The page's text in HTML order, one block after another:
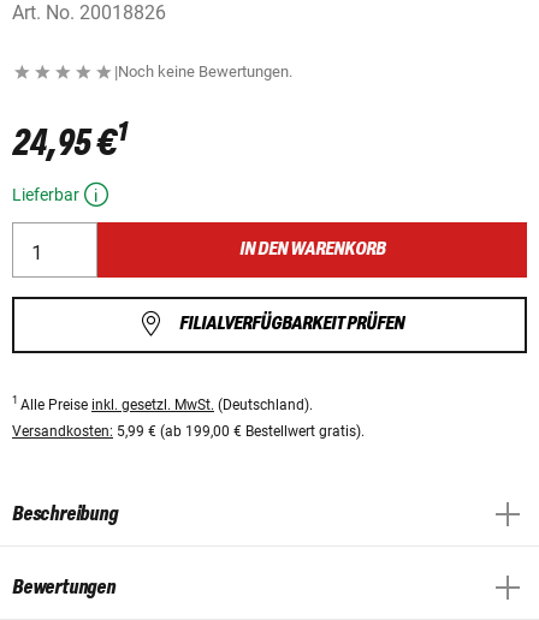
Art. No. 20018826
|Noch keine Bewertungen.
24,95 €1
Lieferbar
IN DEN WARENKORB
FILIALVERFÜGBARKEIT PRÜFEN
1 Alle Preise inkl. gesetzl. MwSt. (Deutschland).
Versandkosten: 5,99 € (ab 199,00 € Bestellwert gratis).
Beschreibung
Bewertungen